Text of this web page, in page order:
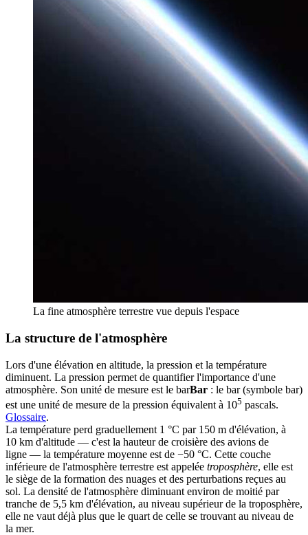
La fine atmosphère terrestre vue depuis l'espace
La structure de l'atmosphère
Lors d'une élévation en altitude, la pression et la température
diminuent. La pression permet de quantifier l'importance d'une
atmosphère. Son unité de mesure est le barBar : le bar (symbole bar)
est une unité de mesure de la pression équivalent à 105 pascals.
Glossaire.
La température perd graduellement 1 °C par 150 m d'élévation, à
10 km d'altitude — c'est la hauteur de croisière des avions de
ligne — la température moyenne est de −50 °C. Cette couche
inférieure de l'atmosphère terrestre est appelée troposphère, elle est
le siège de la formation des nuages et des perturbations reçues au
sol. La densité de l'atmosphère diminuant environ de moitié par
tranche de 5,5 km d'élévation, au niveau supérieur de la troposphère,
elle ne vaut déjà plus que le quart de celle se trouvant au niveau de
la mer.